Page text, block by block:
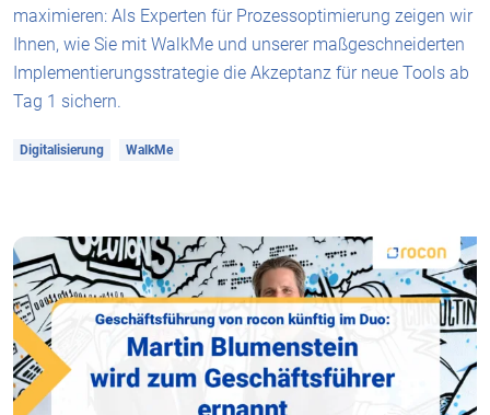
maximieren: Als Experten für Prozessoptimierung zeigen wir
Ihnen, wie Sie mit WalkMe und unserer maßgeschneiderten
Implementierungsstrategie die Akzeptanz für neue Tools ab
Tag 1 sichern.
Digitalisierung WalkMe